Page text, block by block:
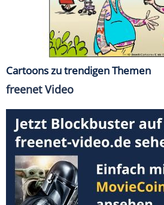
Cartoons zu trendigen Themen
freenet Video